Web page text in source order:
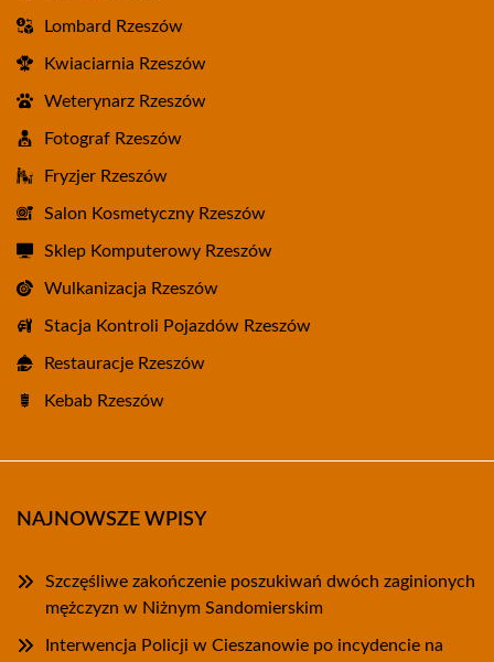
Lombard Rzeszów
Kwiaciarnia Rzeszów
Weterynarz Rzeszów
Fotograf Rzeszów
Fryzjer Rzeszów
Salon Kosmetyczny Rzeszów
Sklep Komputerowy Rzeszów
Wulkanizacja Rzeszów
Stacja Kontroli Pojazdów Rzeszów
Restauracje Rzeszów
Kebab Rzeszów
NAJNOWSZE WPISY
Szczęśliwe zakończenie poszukiwań dwóch zaginionych
mężczyzn w Niżnym Sandomierskim
Interwencja Policji w Cieszanowie po incydencie na